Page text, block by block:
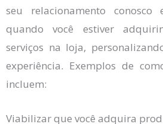
seu relacionamento conosco
quando você estiver
serviços na loja,
experiência. Exemplos de
incluem:
Viabilizar que você adquira